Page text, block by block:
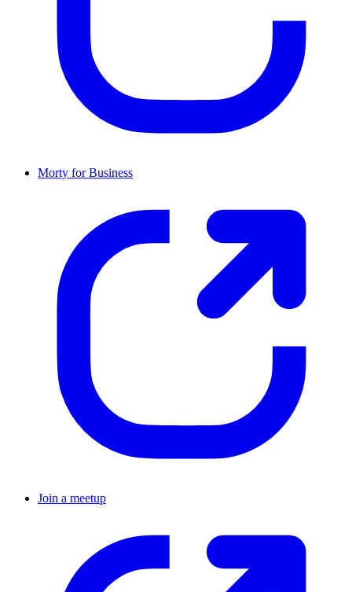
Morty for Business
Join a meetup